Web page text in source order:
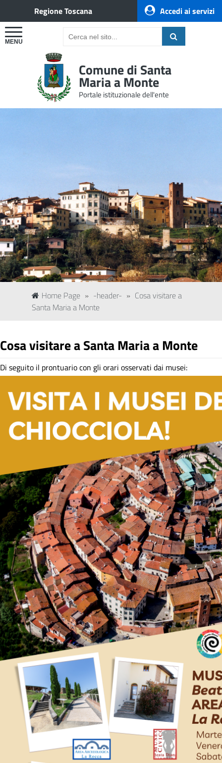
Accedi ai servizi
Regione Toscana
Comune di Santa
Maria a Monte
Portale istituzionale dell'ente
Home Page » -header- » Cosa visitare a
Santa Maria a Monte
Cosa visitare a Santa Maria a Monte
Di seguito il prontuario con gli orari osservati dai musei: